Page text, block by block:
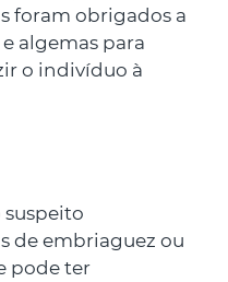
foram obrigados a
algemas para
o indivíduo à
suspeito
de embriaguez ou
pode ter